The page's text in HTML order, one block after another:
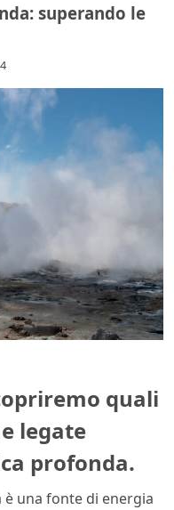
superando le
quali
legate
profonda.
una fonte di energia